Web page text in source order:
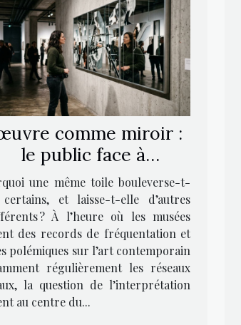
comme miroir :
le public face à
artistique
une même toile bouleverse-t-
et laisse-t-elle d’autres
? À l’heure où les musées
des records de fréquentation et
polémiques sur l’art contemporain
régulièrement les réseaux
la question de l’interprétation
au centre du...